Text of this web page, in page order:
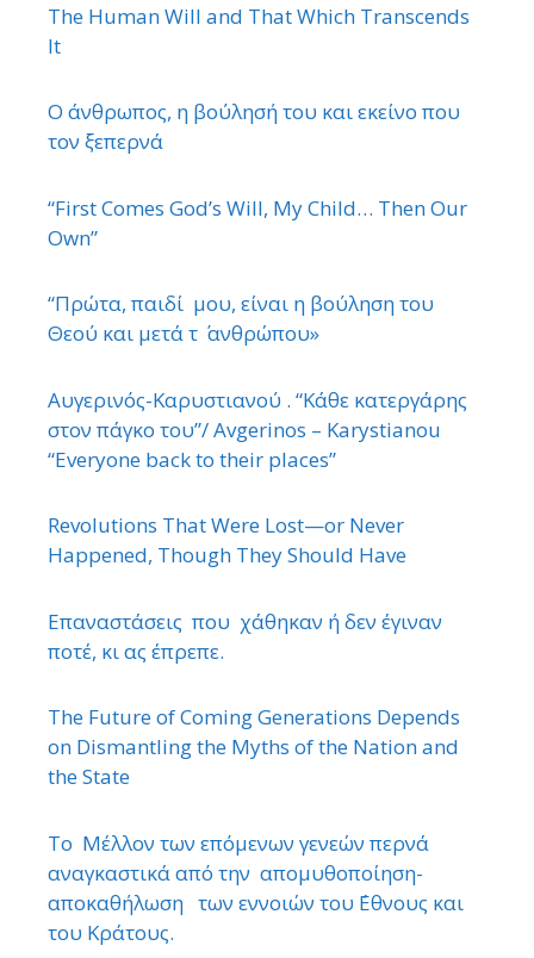
The Human Will and That Which Transcends
It
Ο άνθρωπος, η βούλησή του και εκείνο που
τον ξεπερνά
“First Comes God’s Will, My Child… Then Our
Own”
“Πρώτα, παιδί μου, είναι η βούληση του
Θεού και μετά τ ΄ ανθρώπου»
Αυγερινός-Καρυστιανού . “Κάθε κατεργάρης
στον πάγκο του”/ Avgerinos – Karystianou
“Εveryone back to their places”
Revolutions That Were Lost—or Never
Happened, Though They Should Have
Επαναστάσεις που χάθηκαν ή δεν έγιναν
ποτέ, κι ας έπρεπε.
The Future of Coming Generations Depends
on Dismantling the Myths of the Nation and
the State
Το Μέλλον των επόμενων γενεών περνά
αναγκαστικά από την απομυθοποίηση-
αποκαθήλωση των εννοιών του ΄Εθνους και
του Κράτους.